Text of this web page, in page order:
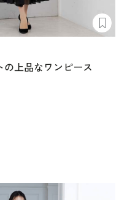
の上品なワンピース